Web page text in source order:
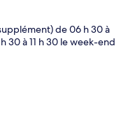
de 06 h 30 à
30 à 11 h 30 le week-end